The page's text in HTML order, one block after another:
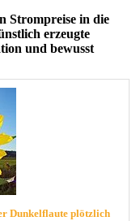
Strompreise in die
erzeugte
und bewusst
Dunkelflaute plötzlich